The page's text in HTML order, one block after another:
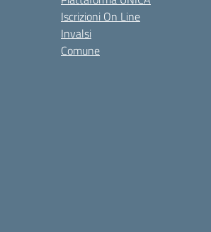
Iscrizioni On Line
Invalsi
Comune